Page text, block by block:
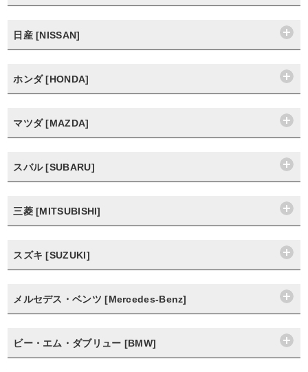
日産 [NISSAN]
ホンダ [HONDA]
マツダ [MAZDA]
スバル [SUBARU]
三菱 [MITSUBISHI]
スズキ [SUZUKI]
メルセデス・ベンツ [Mercedes-Benz]
ビー・エム・ダブリュー [BMW]